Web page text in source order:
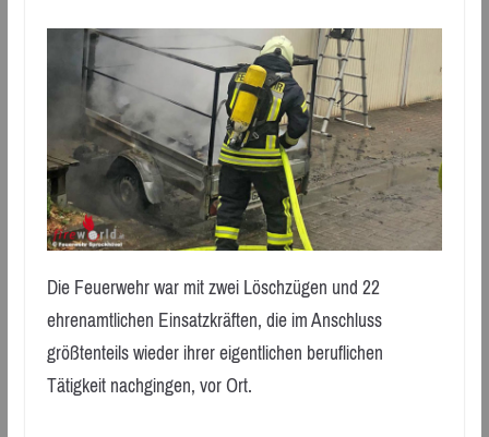
Die Feuerwehr war mit zwei Löschzügen und 22
ehrenamtlichen Einsatzkräften, die im Anschluss
größtenteils wieder ihrer eigentlichen beruflichen
Tätigkeit nachgingen, vor Ort.